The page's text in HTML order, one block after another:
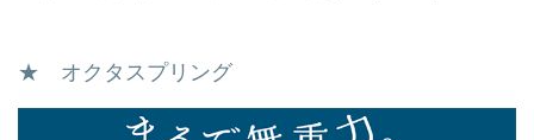
★ オクタスプリング